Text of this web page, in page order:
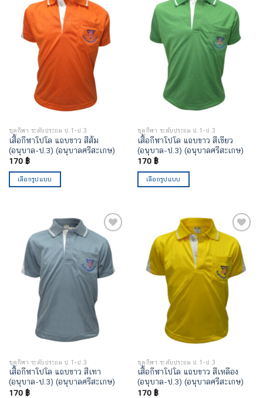
เพิ่มไป
ยัง
รายการ
โปรด
ชุดกีฬา ระดับประถม ป.1-ป.3
เสื้อกีฬาโปโล แถบขาว สีส้ม
(อนุบาล-ป.3) (อนุบาลศรีสะเกษ)
170 ฿
เลือกรูปแบบ
เพิ่มไป
ยัง
รายการ
โปรด
ชุดกีฬา ระดับประถม ป.1-ป.3
เสื้อกีฬาโปโล แถบขาว สีเขียว
(อนุบาล-ป.3) (อนุบาลศรีสะเกษ)
170 ฿
เลือกรูปแบบ
เพิ่มไป
ยัง
รายการ
โปรด
ชุดกีฬา ระดับประถม ป.1-ป.3
เสื้อกีฬาโปโล แถบขาว สีเทา
(อนุบาล-ป.3) (อนุบาลศรีสะเกษ)
170 ฿
เพิ่มไป
ยัง
รายการ
โปรด
ชุดกีฬา ระดับประถม ป.1-ป.3
เสื้อกีฬาโปโล แถบขาว สีเหลือง
(อนุบาล-ป.3) (อนุบาลศรีสะเกษ)
170 ฿